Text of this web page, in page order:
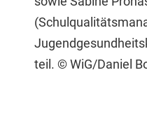
teil. © WiG/Daniel